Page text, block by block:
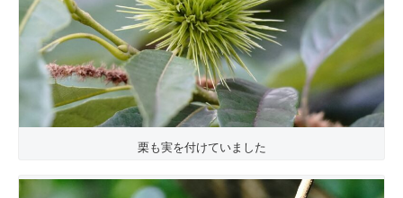
栗も実を付けていました